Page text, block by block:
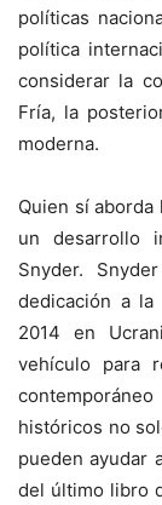
políticas
política
considerar la
Fría, la
moderna.
Quien sí
un desarrollo
Snyder.
dedicación a
2014 en
vehículo para
históricos no
pueden ayudar
del último libro